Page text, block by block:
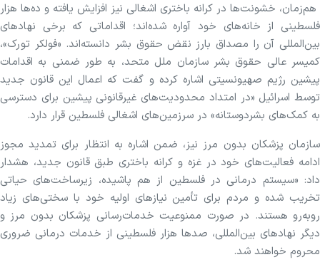
هم‌زمان، خشونت‌ها در کرانه باختری اشغالی نیز افزایش یافته و ده‌ها هزار
فلسطینی از خانه‌های خود آواره شده‌اند؛ اقداماتی که برخی نهاد‌های
بین‌المللی آن را مصداق بارز نقض حقوق بشر دانسته‌اند. «فولکر تورک»،
کمیسر عالی حقوق بشر سازمان ملل متحد، به طور ضمنی به اقدامات
پیشین رژیم صهیونسیتی اشاره کرده و گفت که اعمال این قانون جدید
توسط اسرائیل «در امتداد محدودیت‌های غیرقانونی پیشین برای دسترسی
به کمک‌های بشردوستانه» در سرزمین‌های اشغالی فلسطین قرار دارد.
سازمان پزشکان بدون مرز نیز، ضمن اشاره به انتظار برای تمدید مجوز
ادامه فعالیت‌های خود در غزه و کرانه باختری طبق قانون جدید، هشدار
داد: «سیستم درمانی در فلسطین از هم پاشیده، زیرساخت‌های حیاتی
تخریب شده و مردم برای تأمین نیاز‌های اولیه خود با سختی‌های زیاد
رو‌به‌رو هستند. در صورت ممنوعیت خدمات‌رسانی پزشکان بدون مرز و
دیگر نهاد‌های بین‌المللی، صد‌ها هزار فلسطینی از خدمات درمانی ضروری
محروم خواهند شد.